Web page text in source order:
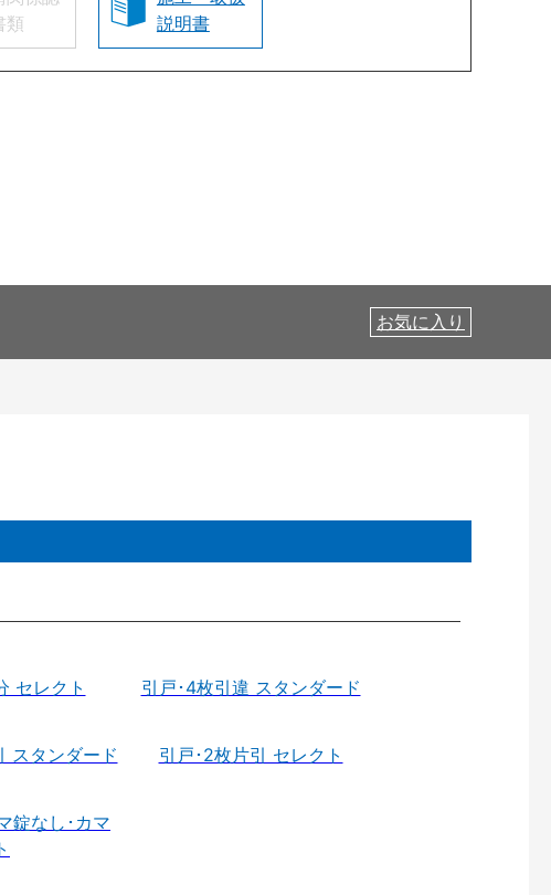
類
説明書
お気に入り
セレクト 引戸･4枚引違 スタンダード
スタンダード 引戸･2枚片引 セレクト
錠なし･カマ